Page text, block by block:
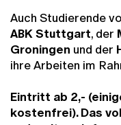
Auch Studierende
ABK Stuttgart, der
Groningen und der
ihre Arbeiten im
Eintritt ab 2,-
kostenfrei). Das